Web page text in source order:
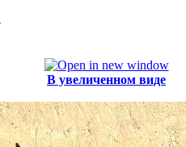
В увеличенном виде